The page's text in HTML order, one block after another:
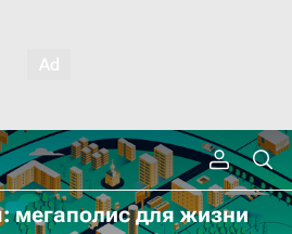
мегаполис для жизни